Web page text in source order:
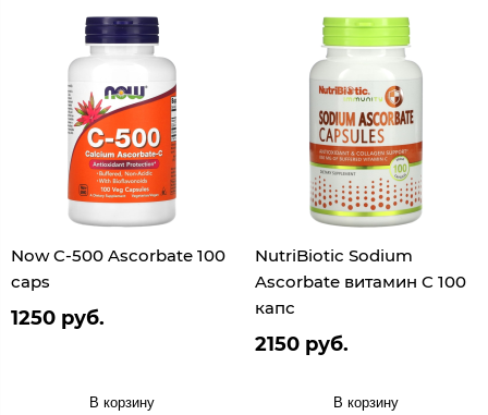
Now C-500 Ascorbate 100
caps
1250 руб.
В корзину
NutriBiotic Sodium
Ascorbate витамин C 100
капс
2150 руб.
В корзину